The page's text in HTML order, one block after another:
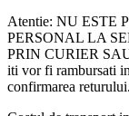
Atentie: NU ESTE
PERSONAL LA
PRIN CURIER
iti vor fi rambursati
confirmarea returului.